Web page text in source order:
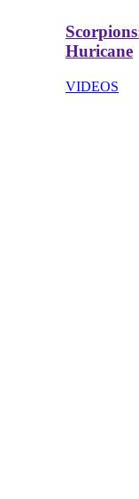
Huricane
VIDEOS